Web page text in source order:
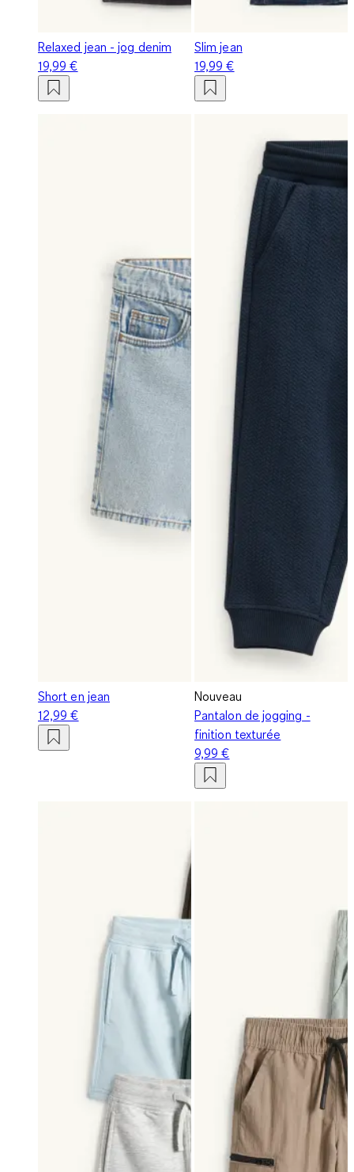
Relaxed jean - jog denim
19,99 €
Slim jean
19,99 €
Short en jean
12,99 €
Nouveau
Pantalon de jogging -
finition texturée
9,99 €